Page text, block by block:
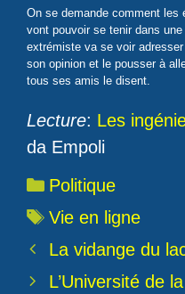
On se demande comment les
vont pouvoir se tenir dans
extrémiste va se voir
son opinion et le pousser à
tous ses amis le disent.
Lecture: Les
da Empoli
Catégories
Politique
Étiquettes
Vie en ligne
La vidange du
L’Université de